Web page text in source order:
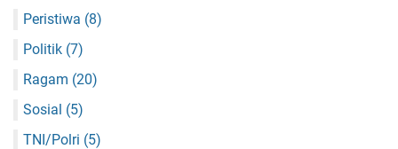
Peristiwa (8)
Politik (7)
Ragam (20)
Sosial (5)
TNI/Polri (5)